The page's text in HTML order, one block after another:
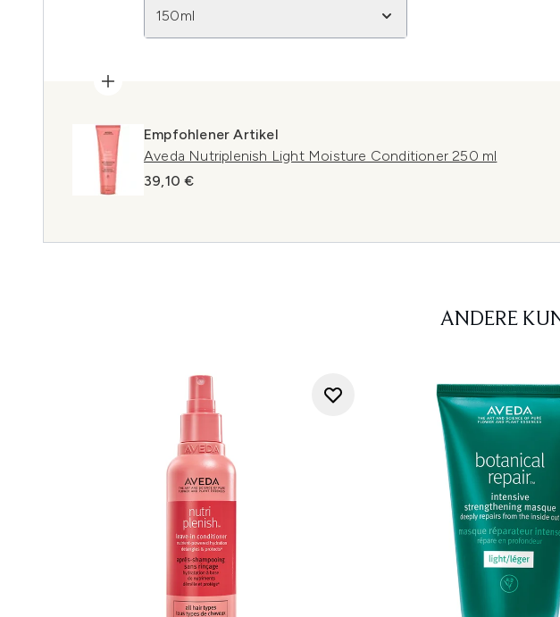
150ml
Empfohlener Artikel
Aveda Nutriplenish Light Moisture Conditioner 250 ml
39,10 €
ANDERE